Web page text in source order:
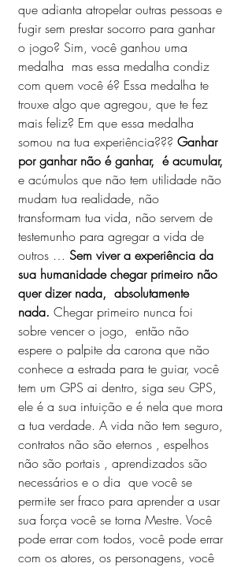
que adianta atropelar outras pessoas e
fugir sem prestar socorro para ganhar
o jogo? Sim, você ganhou uma
medalha  mas essa medalha condiz
com quem você é? Essa medalha te
trouxe algo que agregou, que te fez
mais feliz? Em que essa medalha
somou na tua experiência??? Ganhar
por ganhar não é ganhar,  é acumular,
e acúmulos que não tem utilidade não
mudam tua realidade, não
transformam tua vida, não servem de
testemunho para agregar a vida de
outros … Sem viver a experiência da
sua humanidade chegar primeiro não
quer dizer nada,  absolutamente
nada. Chegar primeiro nunca foi
sobre vencer o jogo,  então não
espere o palpite da carona que não
conhece a estrada para te guiar, você
tem um GPS ai dentro, siga seu GPS,
ele é a sua intuição e é nela que mora
a tua verdade. A vida não tem seguro,
contratos não são eternos , espelhos
não são portais , aprendizados são
necessários e o dia  que você se
permite ser fraco para aprender a usar
sua força você se torna Mestre. Você
pode errar com todos, você pode errar
com os atores, os personagens, você